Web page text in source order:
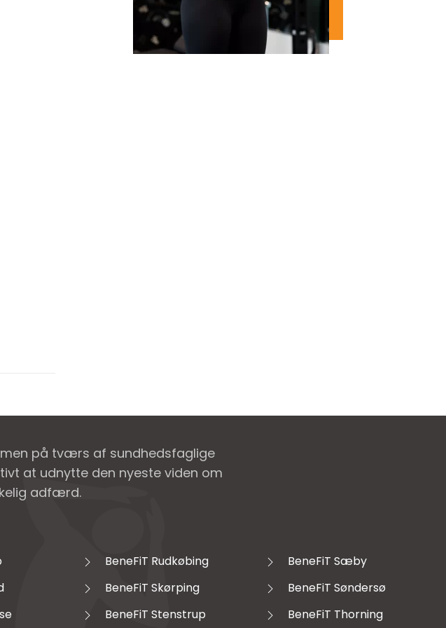
på tværs af sundhedsfaglige
at udnytte den nyeste viden om
adfærd.
BeneFiT Rudkøbing
BeneFiT Skørping
BeneFiT Stenstrup
BeneFiT Sæby
BeneFiT Søndersø
BeneFiT Thorning